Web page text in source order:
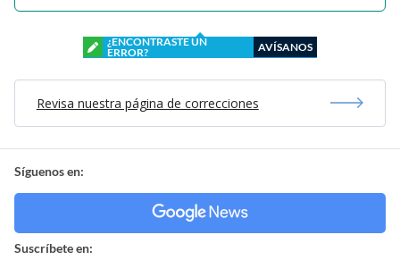
¿ENCONTRASTE UN
ERROR?
AVÍSANOS
Revisa nuestra página de correcciones
Síguenos en:
Suscríbete en: